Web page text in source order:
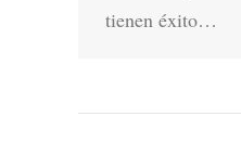
tienen éxito…